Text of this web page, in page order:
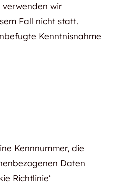
wir
Fall nicht statt.
Kenntnisnahme
Kennnummer, die
Daten
Richtlinie‘